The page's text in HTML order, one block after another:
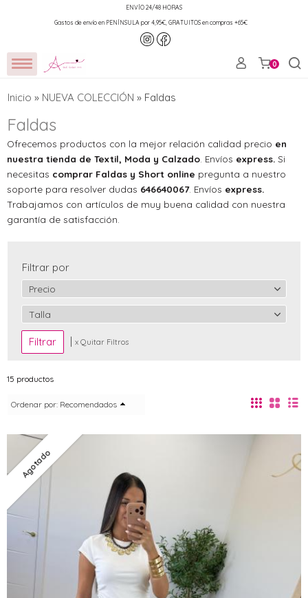
ENVÍO 24/48 HORAS
Gastos de envío en PENÍNSULA por 4,95€, GRATUITOS en compras +65€
0
Inicio » NUEVA COLECCIÓN » Faldas
Faldas
Ofrecemos productos con la mejor relación calidad precio en
nuestra tienda de Textil, Moda y Calzado . Envíos express. Si
necesitas comprar Faldas y Short online pregunta a nuestro
soporte para resolver dudas 646640067. Envíos express.
Trabajamos con artículos de muy buena calidad con nuestra
garantía de satisfacción.
Filtrar por
Precio
Talla
| x Quitar Filtros
15 productos
Ordenar por: Recomendados
Agotado